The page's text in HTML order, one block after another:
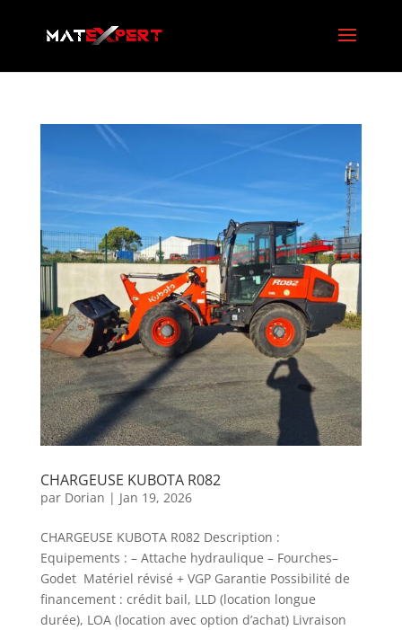
CHARGEUSE KUBOTA R082
par Dorian | Jan 19, 2026
CHARGEUSE KUBOTA R082 Description :
Equipements : – Attache hydraulique – Fourches–
Godet Matériel révisé + VGP Garantie Possibilité de
financement : crédit bail, LLD (location longue
durée), LOA (location avec option d’achat) Livraison